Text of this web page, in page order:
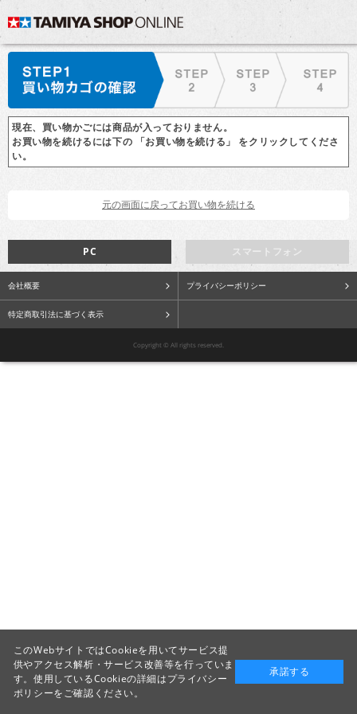
現在、買い物かごには商品が入っておりません。
お買い物を続けるには下の 「お買い物を続ける」 をクリックしてくださ
い。
スマートフォン
PC
会社概要 プライバシーポリシー
特定商取引法に基づく表示
Copyright © All rights reserved.
このWebサイトではCookieを用いてサービス提
供やアクセス解析・サービス改善等を行っていま
す。使用しているCookieの詳細はプライバシー
ポリシーをご確認ください。
承諾する